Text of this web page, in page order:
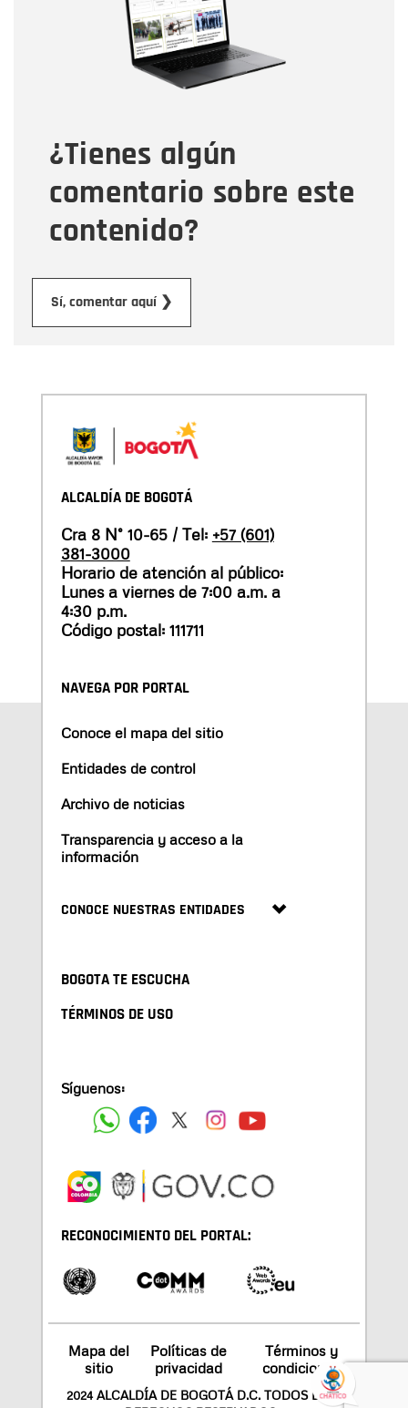
¿Tienes algún
comentario sobre este
contenido?
Sí, comentar aquí ❯
Correo electrónico
Tipo de comentario
Mensaje
ALCALDÍA DE BOGOTÁ
Cra 8 N° 10-65 / Tel: +57 (601)
381-3000
Horario de atención al público:
Lunes a viernes de 7:00 a.m. a
4:30 p.m.
Código postal: 111711
NAVEGA POR PORTAL
Conoce el mapa del sitio
Entidades de control
Archivo de noticias
Transparencia y acceso a la
información
CONOCE NUESTRAS ENTIDADES
BOGOTA TE ESCUCHA
TÉRMINOS DE USO
Síguenos:
RECONOCIMIENTO DEL PORTAL:
Mapa del
sitio
Políticas de
privacidad
Términos y
condiciones
2024 ALCALDÍA DE BOGOTÁ D.C. TODOS LOS